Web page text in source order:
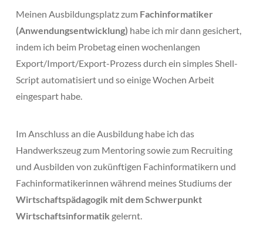
Meinen Ausbildungsplatz zum Fachinformatiker
(Anwendungsentwicklung) habe ich mir dann gesichert,
indem ich beim Probetag einen wochenlangen
Export/Import/Export-Prozess durch ein simples Shell-
Script automatisiert und so einige Wochen Arbeit
eingespart habe.
Im Anschluss an die Ausbildung habe ich das
Handwerkszeug zum Mentoring sowie zum Recruiting
und Ausbilden von zukünftigen Fachinformatikern und
Fachinformatikerinnen während meines Studiums der
Wirtschaftspädagogik mit dem Schwerpunkt
Wirtschaftsinformatik gelernt.